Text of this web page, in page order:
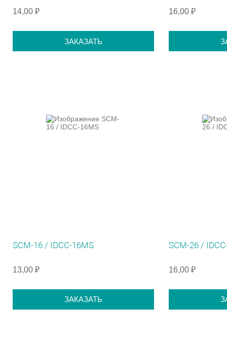
14,00 ₽
ЗАКАЗАТЬ
16,00 ₽
SCM-16 / IDCC-16MS
13,00 ₽
ЗАКАЗАТЬ
SCM-26 /
16,00 ₽